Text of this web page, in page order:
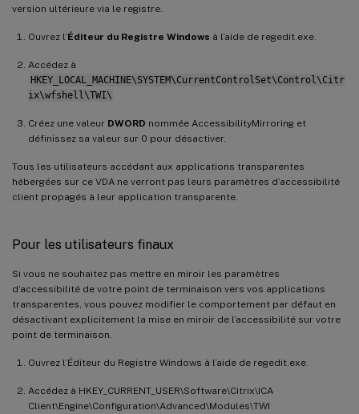
version ultérieure via le registre.
Ouvrez l’Éditeur du Registre Windows à l’aide de regedit.exe.
Accédez à
HKEY_LOCAL_MACHINE\SYSTEM\CurrentControlSet\Control\Citr
ix\wfshell\TWI\
Créez une valeur DWORD nommée AccessibilityMirroring et
définissez sa valeur sur 0 pour désactiver.
Tous les utilisateurs accédant aux applications transparentes
hébergées sur ce VDA ne verront pas leurs paramètres d’accessibilité
client propagés à leur application transparente.
Pour les utilisateurs finaux
Si vous ne souhaitez pas mettre en miroir les paramètres
d’accessibilité de votre point de terminaison vers vos applications
transparentes, vous pouvez modifier le comportement par défaut en
désactivant explicitement la mise en miroir de l’accessibilité sur votre
point de terminaison.
Ouvrez l’Éditeur du Registre Windows à l’aide de regedit.exe.
Accédez à HKEY_CURRENT_USER\Software\Citrix\ICA
Client\Engine\Configuration\Advanced\Modules\TWI